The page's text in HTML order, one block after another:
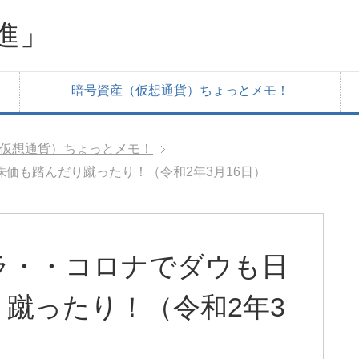
暗号資産（仮想通貨）ちょっとメモ！
想通貨）ちょっとメモ！
も踏んだり蹴ったり！（令和2年3月16日）
・コロナでダウも日
ったり！（令和2年3